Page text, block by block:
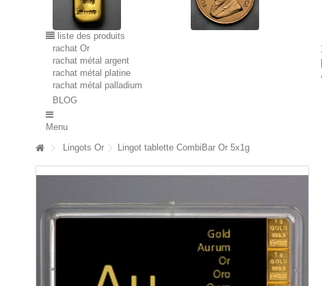
liste des produits
rachat Or
rachat métal argent
rachat métal platine
rachat métal palladium
BLOG
Menu
Lingots Or
Lingot tablette CombiBar Or 5x1g